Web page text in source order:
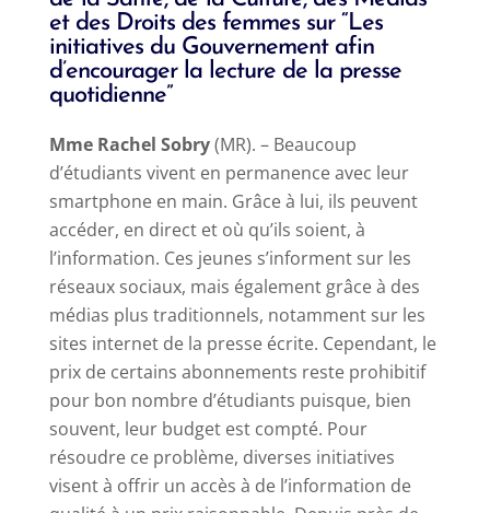
et des Droits des femmes sur “Les
initiatives du Gouvernement afin
d’encourager la lecture de la presse
quotidienne”
Mme Rachel Sobry(MR). – Beaucoup
d’étudiants vivent en permanence avec leur
smartphone en main. Grâce à lui, ils peuvent
accéder, en direct et où qu’ils soient, à
l’information. Ces jeunes s’informent sur les
réseaux sociaux, mais également grâce à des
médias plus traditionnels, notamment sur les
sites internet de la presse écrite. Cependant, le
prix de certains abonnements reste prohibitif
pour bon nombre d’étudiants puisque, bien
souvent, leur budget est compté. Pour
résoudre ce problème, diverses initiatives
visent à offrir un accès à de l’information de